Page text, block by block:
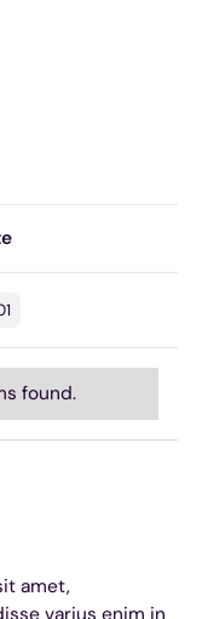
found.
amet,
varius enim in